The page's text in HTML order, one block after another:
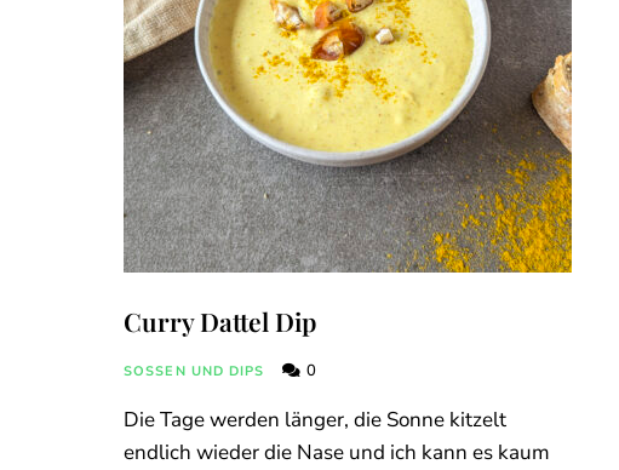
Curry Dattel Dip
SOSSEN UND DIPS 0
Die Tage werden länger, die Sonne kitzelt
endlich wieder die Nase und ich kann es kaum